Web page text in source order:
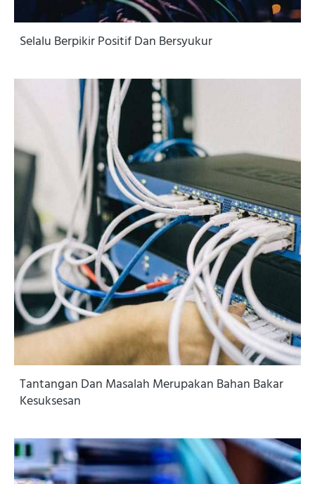
Selalu Berpikir Positif Dan Bersyukur
Tantangan Dan Masalah Merupakan Bahan Bakar
Kesuksesan